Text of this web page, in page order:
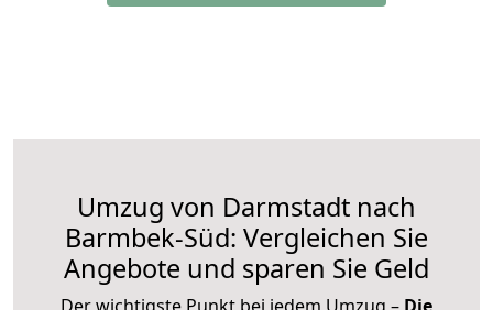
Umzug von Darmstadt nach
Barmbek-Süd: Vergleichen Sie
Angebote und sparen Sie Geld